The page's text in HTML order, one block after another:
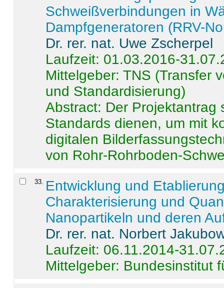
Schweißverbindungen in
Dampfgeneratoren (RRV-
Dr. rer. nat. Uwe Zscherpel
Laufzeit: 01.03.2016-
Mittelgeber: TNS (Transfer
und Standardisierung)
Abstract: Der Projektantrag
Standards dienen, um mit
digitalen
von Rohr-Rohrboden-
33. Entwicklung und
Charakterisierung und
Nanopartikeln und deren
Dr. rer. nat. Norbert
Laufzeit: 06.11.2014-
Mittelgeber: Bundesinstitut